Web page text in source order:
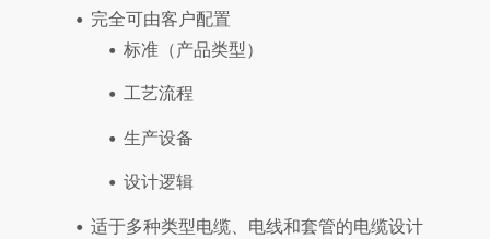
完全可由客户配置
标准（产品类型）
工艺流程
生产设备
设计逻辑
适于多种类型电缆、电线和套管的电缆设计